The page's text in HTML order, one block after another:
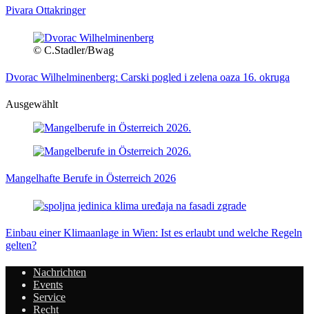
Pivara Ottakringer
© C.Stadler/Bwag
Dvorac Wilhelminenberg: Carski pogled i zelena oaza 16. okruga
Ausgewählt
Mangelhafte Berufe in Österreich 2026
Einbau einer Klimaanlage in Wien: Ist es erlaubt und welche Regeln
gelten?
Nachrichten
Events
Service
Recht